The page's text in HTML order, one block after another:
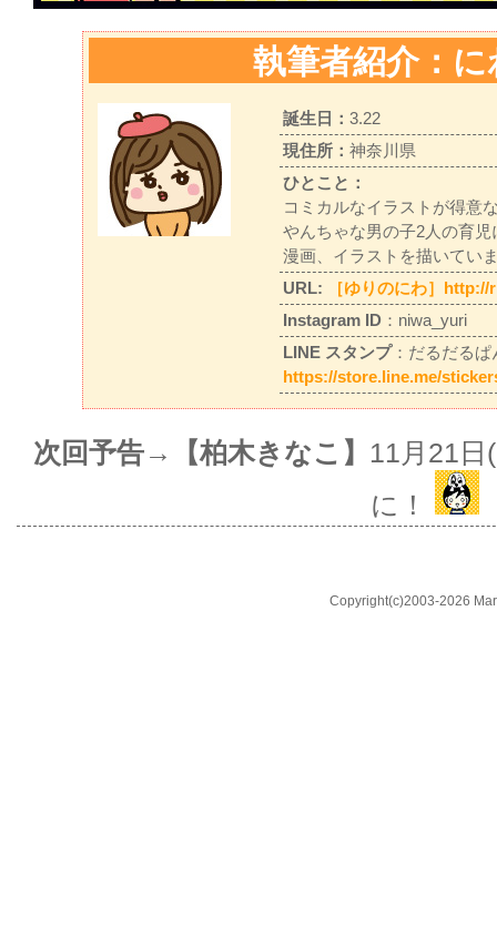
執筆者紹介：
誕生日： 3.22
現住所： 神奈川県
ひとこと：
コミカルなイラストが得意
やんちゃな男の子2人の育
漫画、イラストを描いてい
URL:
［ゆりのにわ］
Instagram ID ：niwa_yuri
LINE スタンプ：だるだるぱ
https://store.line.me/
次回予告→【柏木きなこ】 11月21
に！